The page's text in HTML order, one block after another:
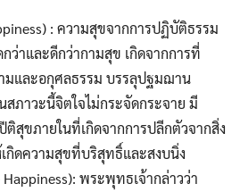
: ความสุขจากการปฏิบัติธรรม
ว่าและดีกว่ากามสุข เกิดจากการที่
มและอกุศลธรรม บรรลุปฐมฌาน
สภาวะนี้จิตใจไม่กระจัดกระจาย มี
สุขภายในที่เกิดจากการปลีกตัวจากสิ่ง
กิดความสุขที่บริสุทธิ์และสงบนิ่ง
พระพุทธเจ้ากล่าวว่า